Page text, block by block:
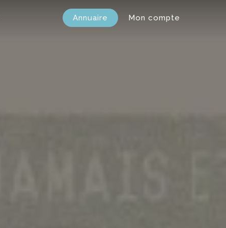
Annuaire Mon compte